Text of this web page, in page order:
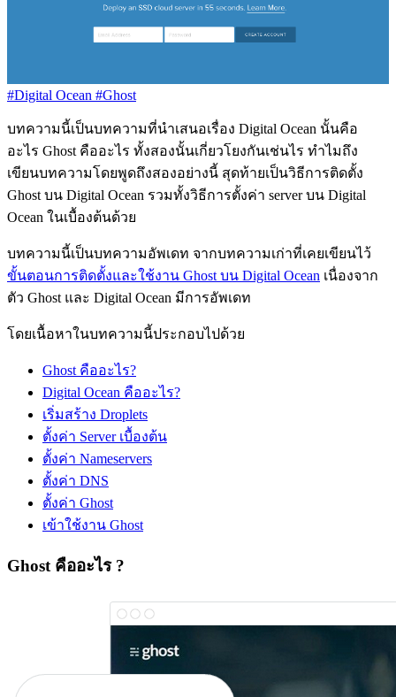
#Digital Ocean #Ghost
บทความนี้เป็นบทความที่นำเสนอเรื่อง Digital Ocean นั้นคือ
อะไร Ghost คืออะไร ทั้งสองนั้นเกี่ยวโยงกันเช่นไร ทำไมถึง
เขียนบทความโดยพูดถึงสองอย่างนี้ สุดท้ายเป็นวิธีการติดตั้ง
Ghost บน Digital Ocean รวมทั้งวิธีการตั้งค่า server บน Digital
Ocean ในเบื้องต้นด้วย
บทความนี้เป็นบทความอัพเดท จากบทความเก่าที่เคยเขียนไว้
ขั้นตอนการติดตั้งและใช้งาน Ghost บน Digital Ocean เนื่องจาก
ตัว Ghost และ Digital Ocean มีการอัพเดท
โดยเนื้อหาในบทความนี้ประกอบไปด้วย
Ghost คืออะไร?
Digital Ocean คืออะไร?
เริ่มสร้าง Droplets
ตั้งค่า Server เบื้องต้น
ตั้งค่า Nameservers
ตั้งค่า DNS
ตั้งค่า Ghost
เข้าใช้งาน Ghost
Ghost คืออะไร ?